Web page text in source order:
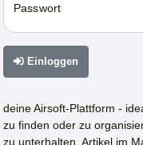
Passwort
Einloggen
deine Airsoft-Plattform -
zu finden oder zu
zu unterhalten, Artikel im